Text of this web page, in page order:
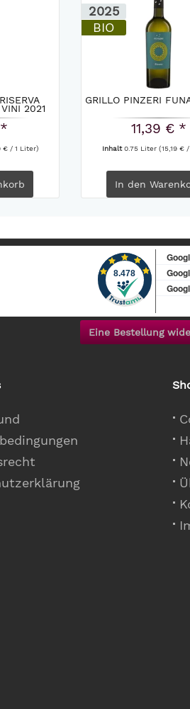
2021
€ / 1 Liter)
2025
BIO
GRILLO PINZERI
11,39 € *
Inhalt0.75 Liter (15,19 €
In den
Eine Bestellung